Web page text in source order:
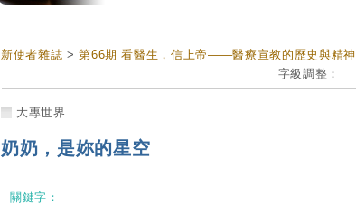
新使者雜誌 >第66期 看醫生，信上帝——醫療宣教的歷史與精神
字級調整：
大專世界
奶奶，是妳的星空
關鍵字：